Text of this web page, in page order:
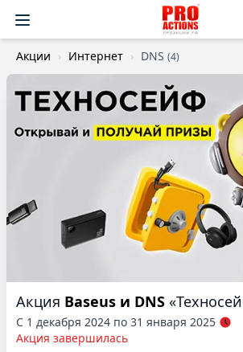
Акции Интернет DNS (4)
Акция Baseus и DNS
С 1 декабря 2024 по 31 января 2025
Акция завершилась